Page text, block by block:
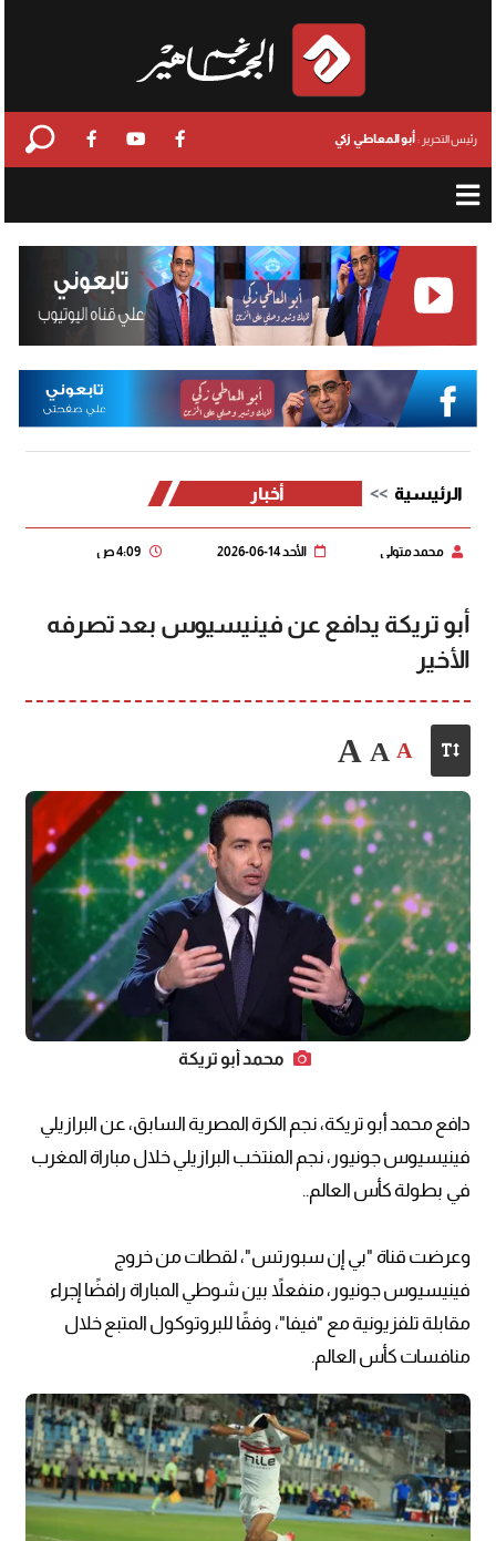
رئيس التحرير : أبو المعاطي زكي
الرئيسية أخبار
محمد متولي الأحد 14-06-2026 4:09 ص
أبو تريكة يدافع عن فينيسيوس بعد تصرفه
الأخير
A
A
A
محمد أبو تريكة
دافع محمد أبو تريكة، نجم الكرة المصرية السابق، عن البرازيلي
فينيسيوس جونيور، نجم المنتخب البرازيلي خلال مباراة المغرب
في بطولة كأس العالم..
وعرضت قناة "بي إن سبورتس"، لقطات من خروج
فينيسيوس جونيور، منفعلاً بين شوطي المباراة رافضًا إجراء
مقابلة تلفزيونية مع "فيفا"، وفقًا للبروتوكول المتبع خلال
منافسات كأس العالم.